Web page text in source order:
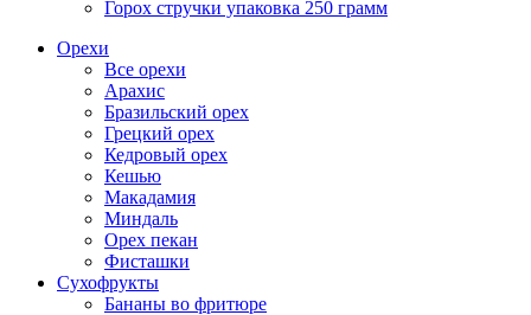
Горох стручки упаковка 250 грамм
Орехи
Все орехи
Арахис
Бразильский орех
Грецкий орех
Кедровый орех
Кешью
Макадамия
Миндаль
Орех пекан
Фисташки
Сухофрукты
Бананы во фритюре